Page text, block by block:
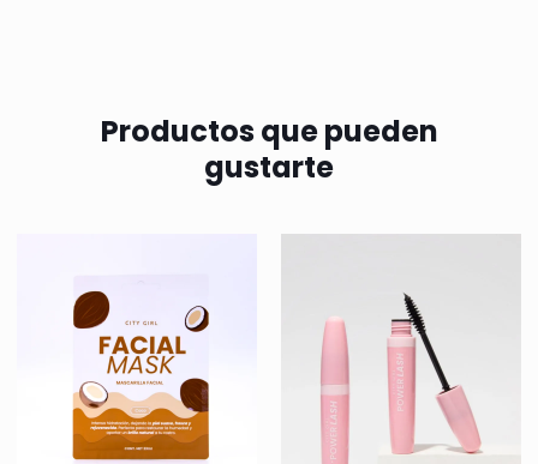
Productos que pueden
gustarte